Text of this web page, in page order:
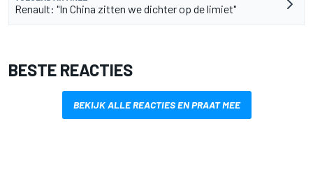
Renault: "In China zitten we dichter op de limiet"
BESTE REACTIES
BEKIJK ALLE REACTIES EN PRAAT MEE